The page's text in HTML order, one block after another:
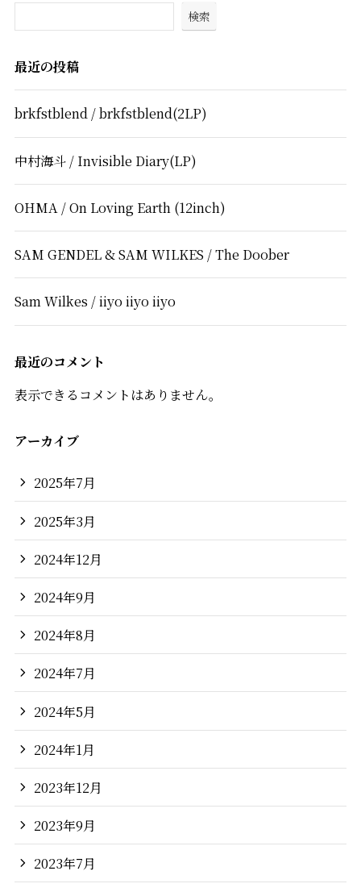
検索
最近の投稿
brkfstblend / brkfstblend(2LP)
中村海斗 / Invisible Diary(LP)
OHMA / On Loving Earth (12inch)
SAM GENDEL & SAM WILKES / The Doober
Sam Wilkes / iiyo iiyo iiyo
最近のコメント
表示できるコメントはありません。
アーカイブ
2025年7月
2025年3月
2024年12月
2024年9月
2024年8月
2024年7月
2024年5月
2024年1月
2023年12月
2023年9月
2023年7月